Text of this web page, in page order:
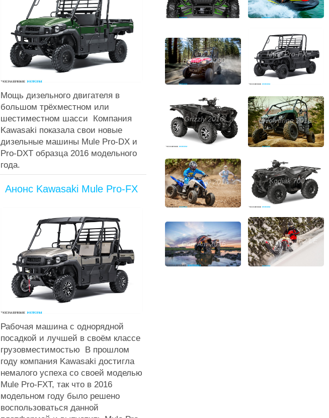
Мощь дизельного двигателя в
большом трёхместном или
шестиместном шасси Компания
Kawasaki показала свои новые
дизельные машины Mule Pro-DX и
Pro-DXT образца 2016 модельного
года.
Анонс Kawasaki Mule Pro-FX
Рабочая машина с однорядной
посадкой и лучшей в своём классе
грузовместимостью В прошлом
году компания Kawasaki достигла
немалого успеха со своей моделью
Mule Pro-FXT, так что в 2016
модельном году было решено
воспользоваться данной
Pioneer 1000
Mule Pro-FX
Grizzly 2016 Wolverine 2016
Raptor 90 2016 Kodiak 700
Can-Am 2016 Viper M-TX 162 LE